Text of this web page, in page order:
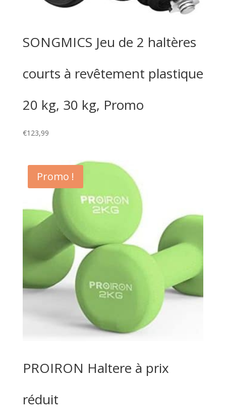
SONGMICS Jeu de 2 haltères
courts à revêtement plastique
20 kg, 30 kg, Promo
€123,99
Promo !
PROIRON Haltere à prix
réduit